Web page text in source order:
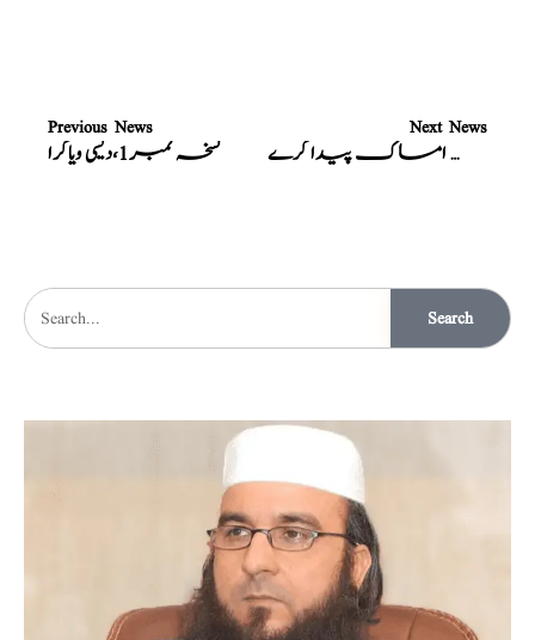
Previous News
نسخہ نمبر1،دیسی ویاگرا
Next News
نسخہ نمبر3،دیسی ویاگرا، خوب امساک پیدا کرے
Search